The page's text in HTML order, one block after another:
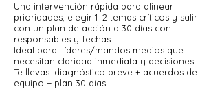
Una intervención rápida para alinear
prioridades, elegir 1–2 temas críticos y salir
con un plan de acción a 30 días con
responsables y fechas.
Ideal para: líderes/mandos medios que
necesitan claridad inmediata y decisiones.
Te llevas: diagnóstico breve + acuerdos de
equipo + plan 30 días.